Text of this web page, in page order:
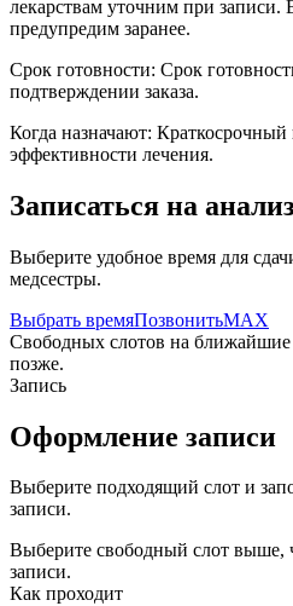
лекарствам уточним при записи.
предупредим заранее.
Срок готовности: Срок
подтверждении заказа.
Когда назначают: Краткосрочный
эффективности лечения.
Записаться на анализ
Выберите удобное время для
медсестры.
Выбрать времяПозвонитьMAX
Свободных слотов на
позже.
Запись
Оформление записи
Выберите подходящий слот и
записи.
Выберите свободный слот выше,
записи.
Как проходит